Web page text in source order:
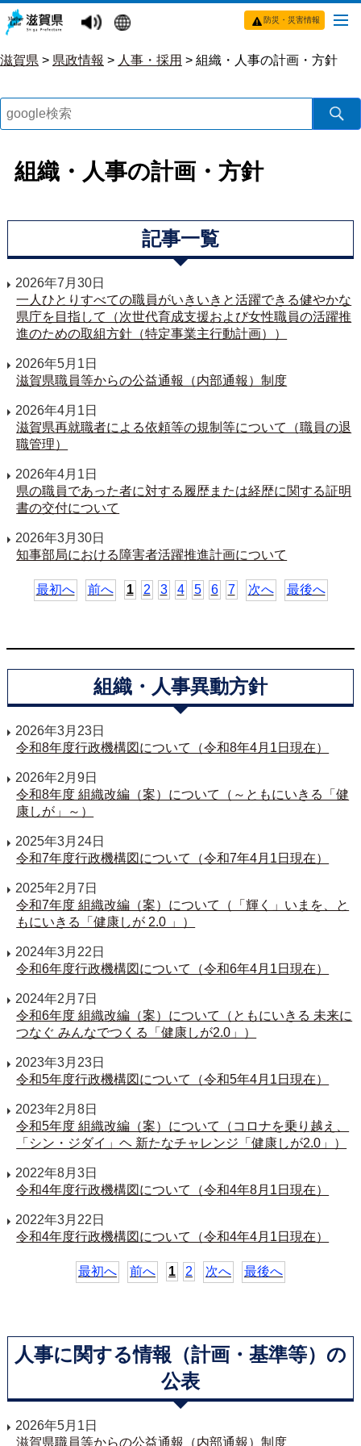
防災・災害情報
滋賀県 > 県政情報 > 人事・採用 > 組織・人事の計画・方針
組織・人事の計画・方針
記事一覧
2026年7月30日
一人ひとりすべての職員がいきいきと活躍できる健やかな
県庁を目指して（次世代育成支援および女性職員の活躍推
進のための取組方針（特定事業主行動計画））
2026年5月1日
滋賀県職員等からの公益通報（内部通報）制度
2026年4月1日
滋賀県再就職者による依頼等の規制等について（職員の退
職管理）
2026年4月1日
県の職員であった者に対する履歴または経歴に関する証明
書の交付について
2026年3月30日
知事部局における障害者活躍推進計画について
最初へ 前へ 1 2 3 4 5 6 7 次へ 最後へ
組織・人事異動方針
2026年3月23日
令和8年度行政機構図について（令和8年4月1日現在）
2026年2月9日
令和8年度 組織改編（案）について（～ともにいきる「健
康しが」～）
2025年3月24日
令和7年度行政機構図について（令和7年4月1日現在）
2025年2月7日
令和7年度 組織改編（案）について（「輝く」いまを、と
もにいきる「健康しが 2.0 」）
2024年3月22日
令和6年度行政機構図について（令和6年4月1日現在）
2024年2月7日
令和6年度 組織改編（案）について（ともにいきる 未来に
つなぐ みんなでつくる「健康しが2.0」）
2023年3月23日
令和5年度行政機構図について（令和5年4月1日現在）
2023年2月8日
令和5年度 組織改編（案）について（コロナを乗り越え、
「シン・ジダイ」ヘ 新たなチャレンジ「健康しが2.0」）
2022年8月3日
令和4年度行政機構図について（令和4年8月1日現在）
2022年3月22日
令和4年度行政機構図について（令和4年4月1日現在）
最初へ 前へ 1 2 次へ 最後へ
人事に関する情報（計画・基準等）の
公表
2026年5月1日
滋賀県職員等からの公益通報（内部通報）制度